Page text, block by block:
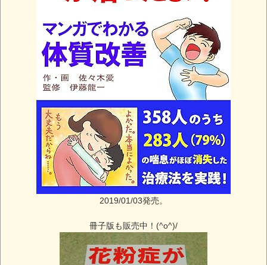
2019/01/03発売。
冊子版も販売中！(^o^)/